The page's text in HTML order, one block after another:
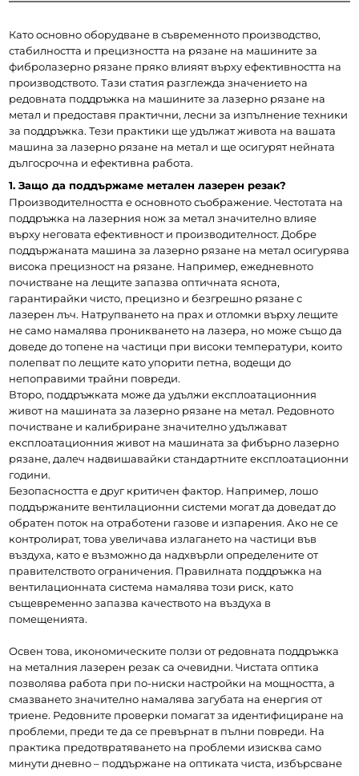
Като основно оборудване в съвременното производство,
стабилността и прецизността на рязане на машините за
фибролазерно рязане пряко влияят върху ефективността на
производството. Тази статия разглежда значението на
редовната поддръжка на машините за лазерно рязане на
метал и предоставя практични, лесни за изпълнение техники
за поддръжка. Тези практики ще удължат живота на вашата
машина за лазерно рязане на метал и ще осигурят нейната
дългосрочна и ефективна работа.
1. Защо да поддържаме метален лазерен резак?
Производителността е основното съображение. Честотата на
поддръжка на лазерния нож за метал значително влияе
върху неговата ефективност и производителност. Добре
поддържаната машина за лазерно рязане на метал осигурява
висока прецизност на рязане. Например, ежедневното
почистване на лещите запазва оптичната яснота,
гарантирайки чисто, прецизно и безгрешно рязане с
лазерен лъч. Натрупването на прах и отломки върху лещите
не само намалява проникването на лазера, но може също да
доведе до топене на частици при високи температури, които
полепват по лещите като упорити петна, водещи до
непоправими трайни повреди.
Второ, поддръжката може да удължи експлоатационния
живот на машината за лазерно рязане на метал. Редовното
почистване и калибриране значително удължават
експлоатационния живот на машината за фибърно лазерно
рязане, далеч надвишавайки стандартните експлоатационни
години.
Безопасността е друг критичен фактор. Например, лошо
поддържаните вентилационни системи могат да доведат до
обратен поток на отработени газове и изпарения. Ако не се
контролират, това увеличава излагането на частици във
въздуха, като е възможно да надхвърли определените от
правителството ограничения. Правилната поддръжка на
вентилационната система намалява този риск, като
същевременно запазва качеството на въздуха в
помещенията.
Освен това, икономическите ползи от редовната поддръжка
на металния лазерен резак са очевидни. Чистата оптика
позволява работа при по-ниски настройки на мощността, а
смазването значително намалява загубата на енергия от
триене. Редовните проверки помагат за идентифициране на
проблеми, преди те да се превърнат в пълни повреди. На
практика предотвратяването на проблеми изисква само
минути дневно – поддържане на оптиката чиста, избърсване